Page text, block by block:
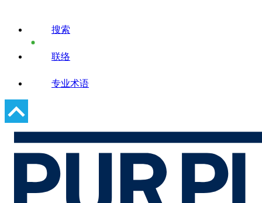
搜索
联络
专业术语